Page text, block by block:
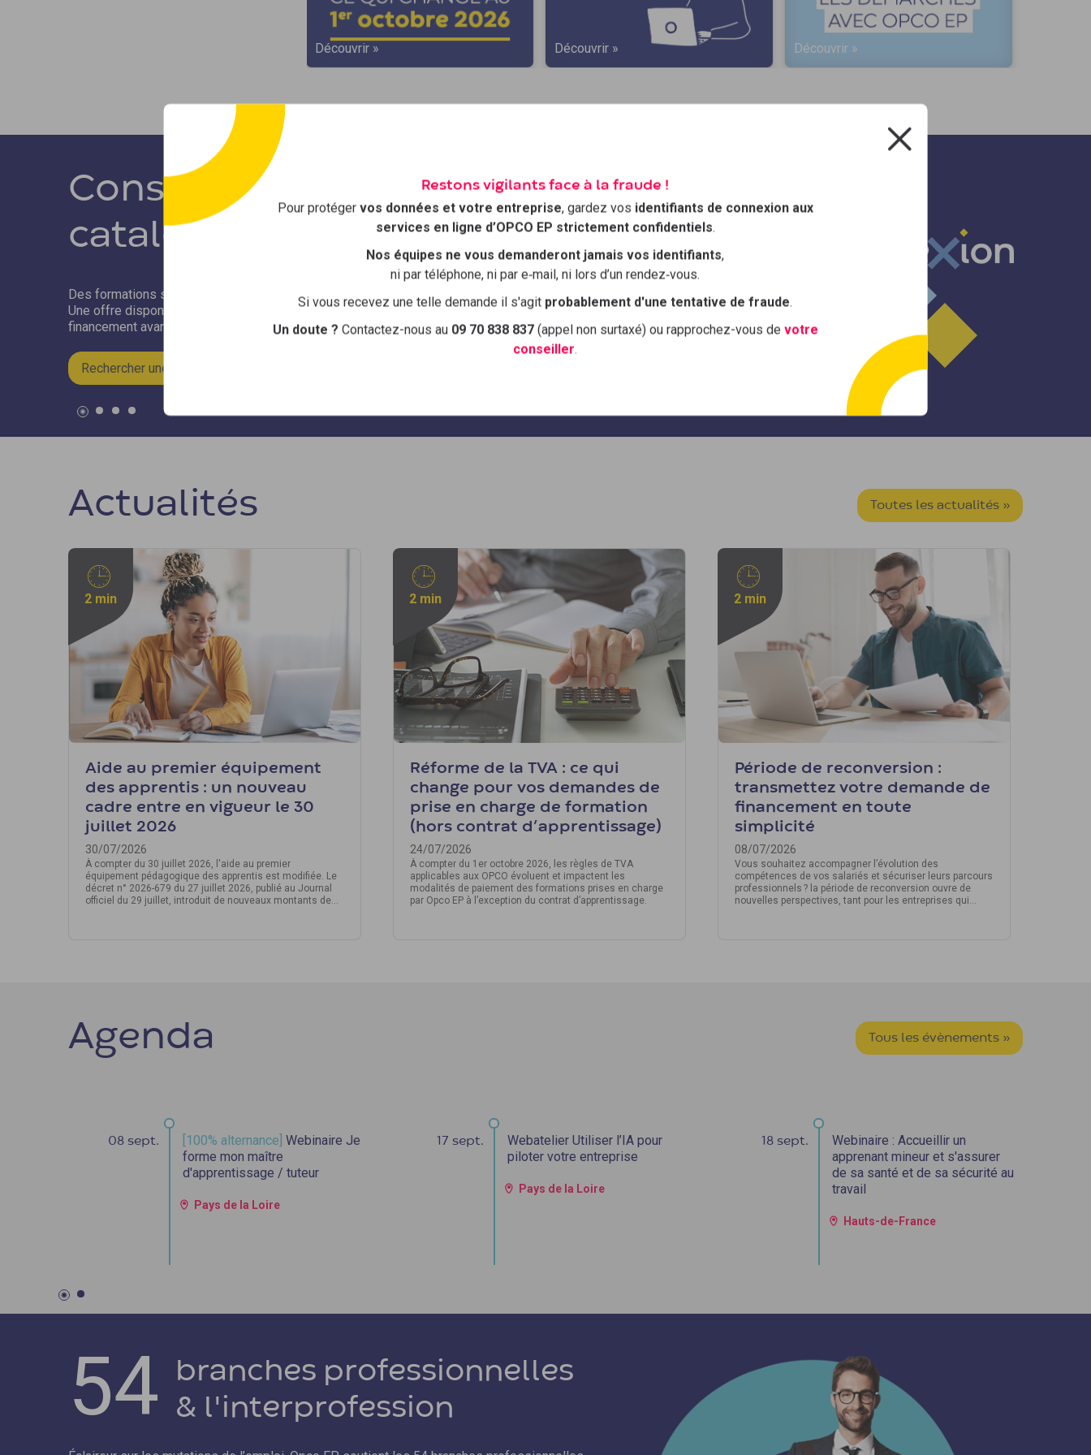
Restons vigilants face à la fraude !
Pour protéger vos données et votre entreprise, gardez vos identifiants de connexion aux
services en ligne d’OPCO EP strictement confidentiels.
Nos équipes ne vous demanderont jamais vos identifiants,
ni par téléphone, ni par e‑mail, ni lors d’un rendez‑vous.
Si vous recevez une telle demande il s'agit probablement d'une tentative de fraude.
Un doute ? Contactez-nous au 09 70 838 837 (appel non surtaxé) ou rapprochez-vous de votre
conseiller.
Découvrir » Découvrir » Découvrir »
Consultez Sélexion, votre
catalogue de formations
Des formations sélectionnées par Opco EP pour les entreprises et leurs salariés !
Une offre disponible dans tous les départements, une inscription simple et rapide avec un
financement avantageux.
Rechercher une formation »
Actualités Toutes les actualités »
2 min
Aide au premier équipement
des apprentis : un nouveau
cadre entre en vigueur le 30
juillet 2026
30/07/2026
À compter du 30 juillet 2026, l'aide au premier
équipement pédagogique des apprentis est modifiée. Le
décret n° 2026-679 du 27 juillet 2026, publié au Journal
officiel du 29 juillet, introduit de nouveaux montants de
2 min
Réforme de la TVA : ce qui
change pour vos demandes de
prise en charge de formation
(hors contrat d’apprentissage)
24/07/2026
À compter du 1er octobre 2026, les règles de TVA
applicables aux OPCO évoluent et impactent les
modalités de paiement des formations prises en charge
par Opco EP à l’exception du contrat d’apprentissage.
2 min
Période de reconversion :
transmettez votre demande de
financement en toute
simplicité
08/07/2026
Vous souhaitez accompagner l’évolution des
compétences de vos salariés et sécuriser leurs parcours
professionnels ? la période de reconversion ouvre de
nouvelles perspectives, tant pour les entreprises qui
Agenda Tous les évènements »
08 sept. [100% alternance] Webinaire Je
forme mon maître
d'apprentissage / tuteur
Pays de la Loire
17 sept.
Webatelier Utiliser l’IA pour
piloter votre entreprise
Pays de la Loire
18 sept.
Webinaire : Accueillir un
apprenant mineur et s'assurer
de sa santé et de sa sécurité au
travail
Hauts-de-France
54
branches professionnelles
& l'interprofession